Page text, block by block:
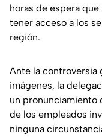
horas de espera
tener acceso a los
región.
Ante la controversia
imágenes, la
un pronunciamiento
de los empleados
ninguna